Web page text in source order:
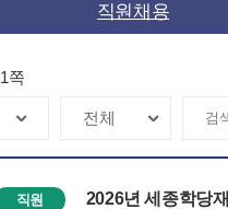
직원채용
쪽
직원 2026년 세종학당